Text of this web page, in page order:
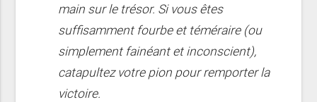
main sur le trésor. Si vous êtes
suffisamment fourbe et téméraire (ou
simplement fainéant et inconscient),
catapultez votre pion pour remporter la
victoire.